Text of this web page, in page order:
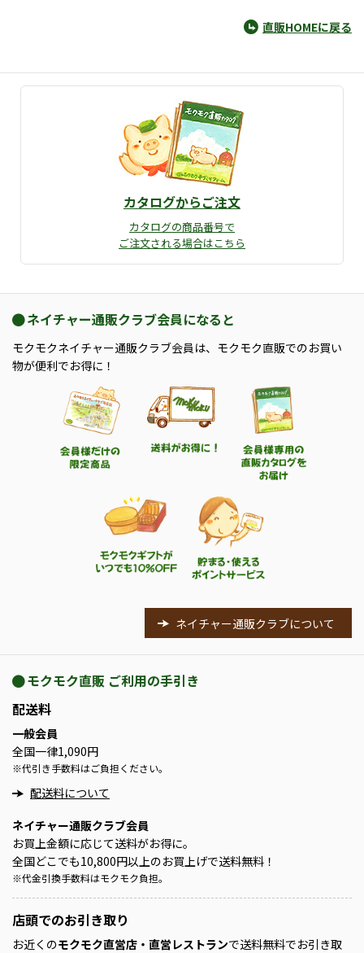
直販HOMEに戻る
カタログからご注文
カタログの商品番号で
ご注文される場合はこちら
ネイチャー通販クラブ会員になると
モクモクネイチャー通販クラブ会員は、モクモク直販でのお買い
物が便利でお得に！
ネイチャー通販クラブについて
モクモク直販 ご利用の手引き
配送料
一般会員
全国一律1,090円
※代引き手数料はご負担ください。
配送料について
ネイチャー通販クラブ会員
お買上金額に応じて送料がお得に。
全国どこでも10,800円以上のお買上げで送料無料！
※代金引換手数料はモクモク負担。
店頭でのお引き取り
お近くのモクモク直営店・直営レストランで送料無料でお引き取